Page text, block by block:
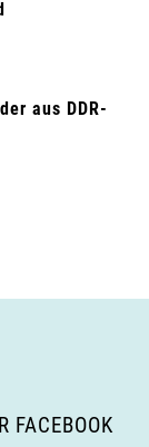
aus DDR-
FACEBOOK